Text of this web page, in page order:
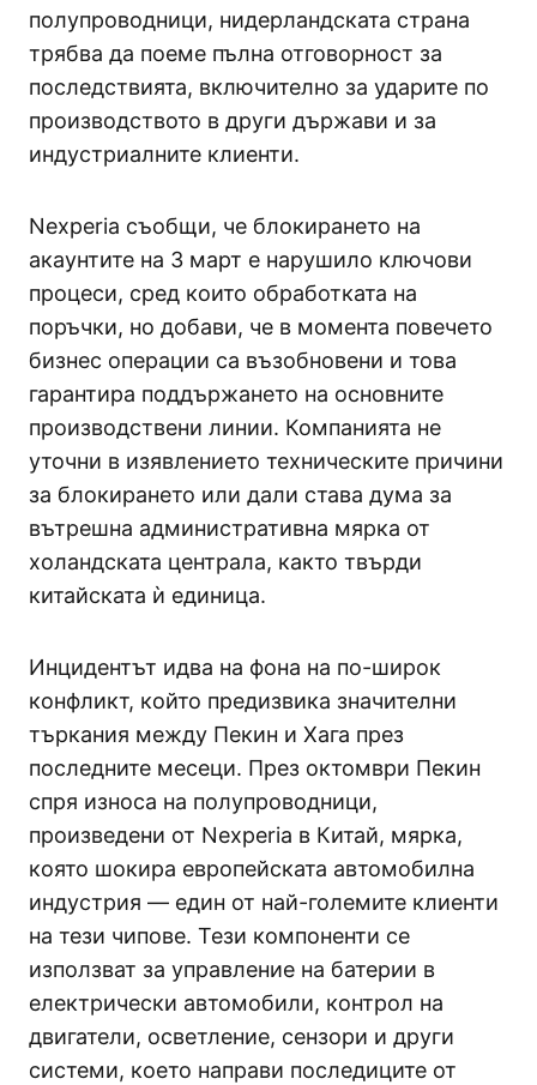
полупроводници, нидерландската страна
трябва да поеме пълна отговорност за
последствията, включително за ударите по
производството в други държави и за
индустриалните клиенти.
Nexperia съобщи, че блокирането на
акаунтите на 3 март е нарушило ключови
процеси, сред които обработката на
поръчки, но добави, че в момента повечето
бизнес операции са възобновени и това
гарантира поддържането на основните
производствени линии. Компанията не
уточни в изявлението техническите причини
за блокирането или дали става дума за
вътрешна административна мярка от
холандската централа, както твърди
китайската ѝ единица.
Инцидентът идва на фона на по-широк
конфликт, който предизвика значителни
търкания между Пекин и Хага през
последните месеци. През октомври Пекин
спря износа на полупроводници,
произведени от Nexperia в Китай, мярка,
която шокира европейската автомобилна
индустрия — един от най-големите клиенти
на тези чипове. Тези компоненти се
използват за управление на батерии в
електрически автомобили, контрол на
двигатели, осветление, сензори и други
системи, което направи последиците от